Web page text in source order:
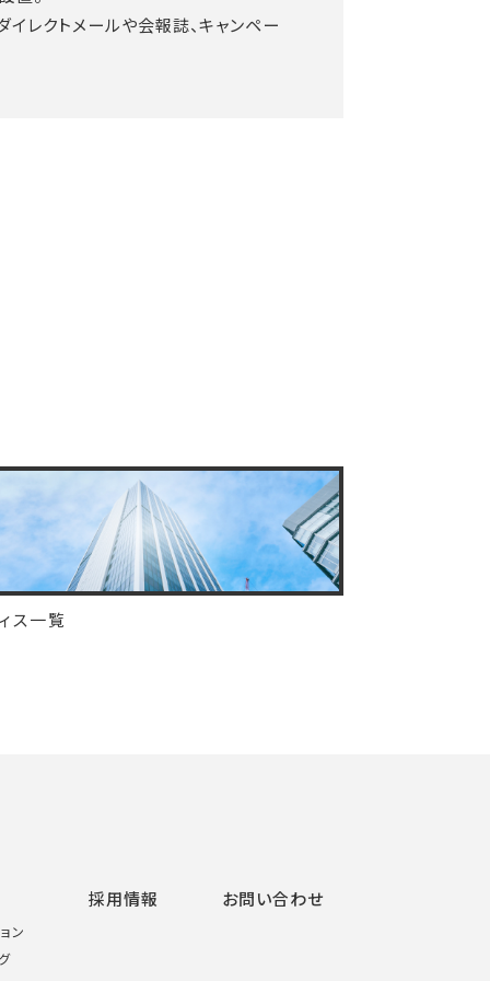
レクトメールや会報誌、キャンペー
ス一覧
ン
採用情報 お問い合わせ